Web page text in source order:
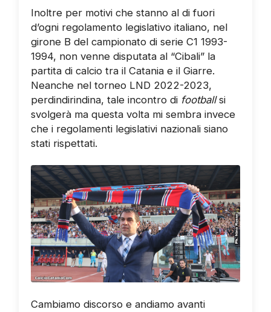
Inoltre per motivi che stanno al di fuori
d’ogni regolamento legislativo italiano, nel
girone B del campionato di serie C1 1993-
1994, non venne disputata al “Cibali” la
partita di calcio tra il Catania e il Giarre.
Neanche nel torneo LND 2022-2023,
perdindirindina, tale incontro di footballsi
svolgerà ma questa volta mi sembra invece
che i regolamenti legislativi nazionali siano
stati rispettati.
Cambiamo discorso e andiamo avanti